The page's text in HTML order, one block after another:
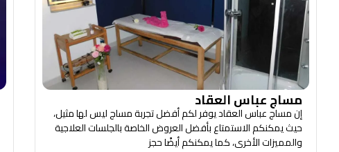
مساج عباس العقاد
إن مساج عباس العقاد يوفر لكم أفضل تجربة مساج ليس لها مثيل،
حيث يمكنكم الاستمتاع بأفضل العروض الخاصة بالجلسات العلاجية
والمميزات الأخرى، كما يمكنكم أيضًا حجز